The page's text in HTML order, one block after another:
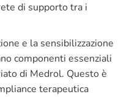
di supporto tra i
e la sensibilizzazione
componenti essenziali
di Medrol. Questo è
terapeutica